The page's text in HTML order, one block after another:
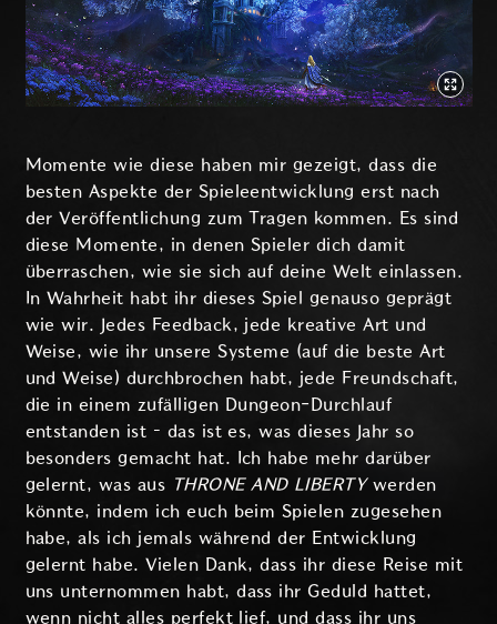
Momente wie diese haben mir gezeigt, dass die
besten Aspekte der Spieleentwicklung erst nach
der Veröffentlichung zum Tragen kommen. Es sind
diese Momente, in denen Spieler dich damit
überraschen, wie sie sich auf deine Welt einlassen.
In Wahrheit habt ihr dieses Spiel genauso geprägt
wie wir. Jedes Feedback, jede kreative Art und
Weise, wie ihr unsere Systeme (auf die beste Art
und Weise) durchbrochen habt, jede Freundschaft,
die in einem zufälligen Dungeon-Durchlauf
entstanden ist – das ist es, was dieses Jahr so
besonders gemacht hat. Ich habe mehr darüber
gelernt, was aus THRONE AND LIBERTYwerden
könnte, indem ich euch beim Spielen zugesehen
habe, als ich jemals während der Entwicklung
gelernt habe. Vielen Dank, dass ihr diese Reise mit
uns unternommen habt, dass ihr Geduld hattet,
wenn nicht alles perfekt lief, und dass ihr uns